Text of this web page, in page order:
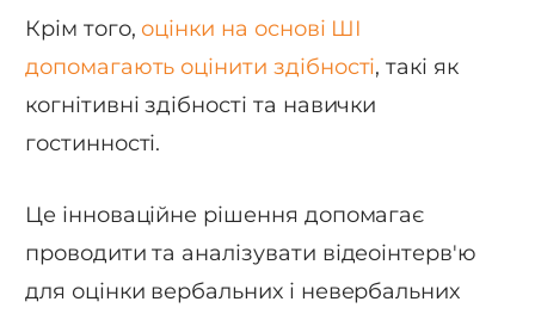
Крім того, оцінки на основі ШІ
допомагають оцінити здібності, такі як
когнітивні здібності та навички
гостинності.
Це інноваційне рішення допомагає
проводити та аналізувати відеоінтерв'ю
для оцінки вербальних і невербальних